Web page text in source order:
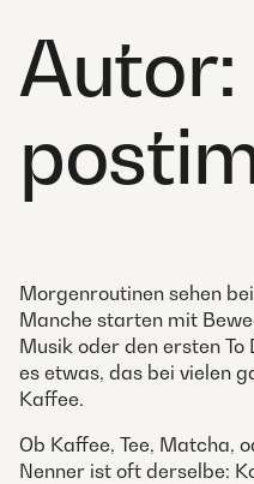
content
Autor:
Morgenroutinen sehen
Manche starten mit
Musik oder den ersten To
es etwas, das bei vielen
Kaffee.
Ob Kaffee, Tee, Matcha,
Nenner ist oft derselbe: